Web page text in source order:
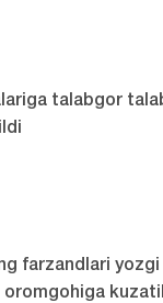
talabgor
farzandlari yozgi